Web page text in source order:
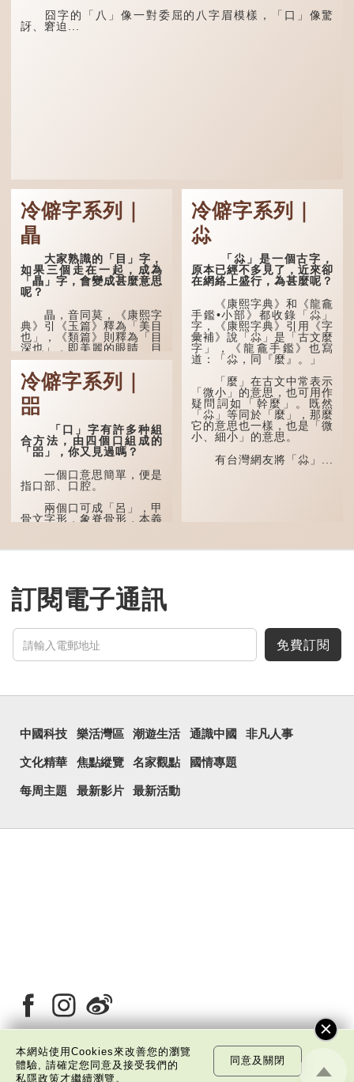
囧字的「八」像一對委屈的八字眉模樣，「口」像驚
訝、窘迫...
冷僻字系列｜
瞐
大家熟識的「目」字，
如果三個走在一起，成為
「瞐」字，會變成甚麼意思
呢？
瞐，音同莫，《康熙字
典》引《玉篇》釋為「美目
也」，《類篇》則釋為「目
深也」，即美麗的眼睛、目
光深邃的意思。
多年前，蘋果手機推出
iPhone12時，曾宣傳它的
鏡頭有專業的運算攝影功
能，便用上「瞐」這個字，
表達iPhone12有由8位提
升至10位HDR影片拍攝功
能，能自動進行杜比視界調
色，達到專...
冷僻字系列｜
㗊
「口」字有許多种組
合方法，由四個口組成的
「㗊」，你又見過嗎？
一個口意思簡單，便是
指口部、口腔。
兩個口可成「呂」，甲
骨文字形，象脊骨形，本義
通用為姓氏。兩個口也可以
思。
三個口為「品」，這個
代甲骨文，古字形從三口，
表示眾多。《說文解...
冷僻字系列｜
尛
「尛」是一個古字，
原本已經不多見了，近來卻
在網絡上盛行，為甚麼呢？
《康熙字典》和《龍龕
手鑑•小部》都收錄「尛」
字，《康熙字典》引用《字
彙補》說「尛」是「古文麼
字」，《龍龕手鑑》也寫
道：「尛，同『麼』。」
「麼」在古文中常表示
「微小」的意思，也可用作
疑問詞如「幹麼」。既然
「尛」等同於「麼」，那麼
它的意思也一樣，也是「微
小、細小」的意思。
有台灣網友將「尛」...
訂閱電子通訊
免費訂閱
中國科技 樂活灣區 潮遊生活 通識中國 非凡人事
文化精華 焦點縱覽 名家觀點 國情專題
每周主題 最新影片 最新活動
關於我們 版權告示 私隱政策聲明 免責聲明
本網站使用Cookies來改善您的瀏覽
體驗, 請確定您同意及接受我們的
私隱政策才繼續瀏覽。
同意及關閉